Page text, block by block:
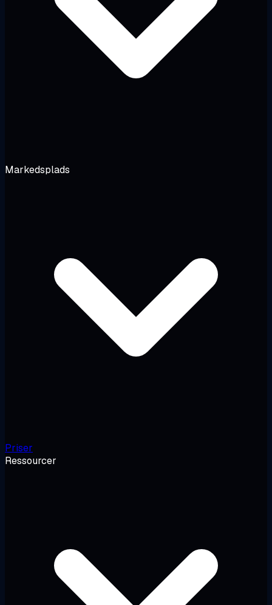
Markedsplads
Priser
Ressourcer